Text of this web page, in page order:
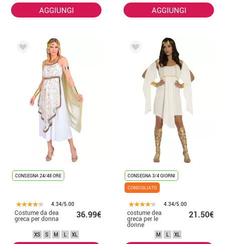
AGGIUNGI AGGIUNGI
CONSEGNA 24/48 ORE
4.34/5.00
Costume da dea
greca per donna 36.99€
XS S M L XL
CONSEGNA 3/4 GIORNI
CONSIGLIATO
4.34/5.00
costume dea
greca per le
donne
21.50€
M L XL